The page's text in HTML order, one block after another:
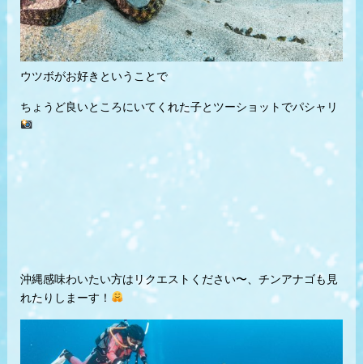
ウツボがお好きということで
ちょうど良いところにいてくれた子とツーショットでパシャリ
沖縄感味わいたい方はリクエストください〜、チンアナゴも見
れたりしまーす！